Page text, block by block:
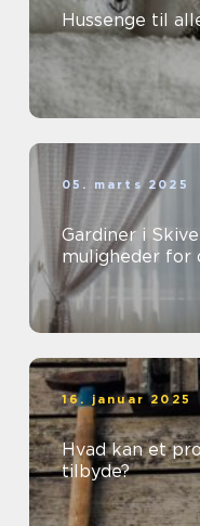
Hussenge til
05. marts 2025
Gardiner i
muligheder for
16. januar 2025
Hvad kan et
tilbyde?